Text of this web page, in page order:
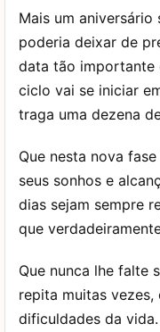
Mais um aniversário
poderia deixar de
data tão importante
ciclo vai se iniciar
traga uma dezena
Que nesta nova
seus sonhos e
dias sejam sempre
que
Que nunca lhe falte
repita muitas
dificuldades da